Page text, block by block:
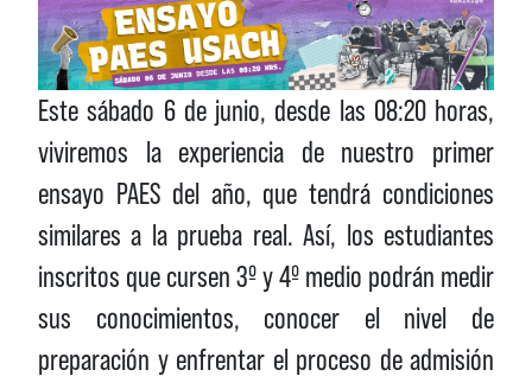
Estesábado 6 de junio, desde las 08:20 horas,
viviremos la experiencia de nuestro primer
ensayo PAES del año, que tendrá condiciones
similares a la prueba real. Así, los estudiantes
inscritos que cursen 3º y 4º medio podrán medir
sus conocimientos, conocer el nivel de
preparación y enfrentar el proceso de admisión